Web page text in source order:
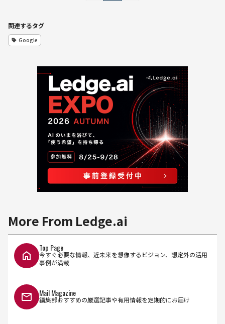
関連するタグ
Google
More From Ledge.ai
Top Page
今すぐ必要な情報、近未来を想像するビジョン、想定外の活用
事例が満載
Mail Magazine
編集部おすすめの厳選記事や有用情報を定期的にお届け